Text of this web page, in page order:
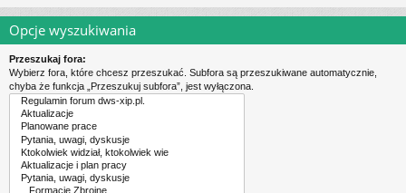
Opcje wyszukiwania
Przeszukaj fora:
Wybierz fora, które chcesz przeszukać. Subfora są przeszukiwane automatycznie,
chyba że funkcja „Przeszukuj subfora”, jest wyłączona.